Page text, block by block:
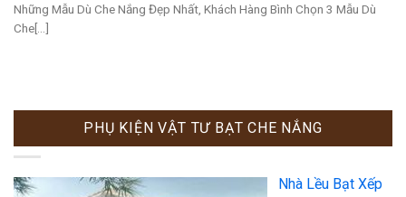
Những Mẫu Dù Che Nắng Đẹp Nhất, Khách Hàng Bình Chọn 3 Mẫu Dù
Che[...]
PHỤ KIỆN VẬT TƯ BẠT CHE NẮNG
Nhà Lều Bạt Xếp